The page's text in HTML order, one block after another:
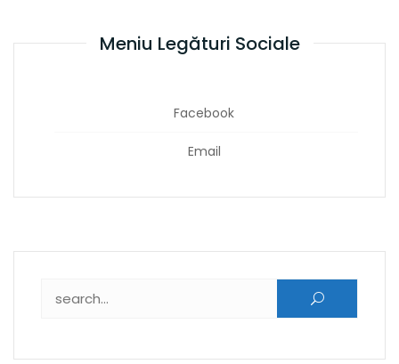
Meniu Legături Sociale
Facebook
Email